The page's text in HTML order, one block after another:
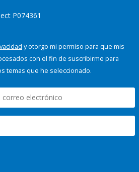
P074361
y otorgo mi permiso para que mis
con el fin de suscribirme para
temas que he seleccionado.